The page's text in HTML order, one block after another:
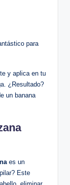
para
y aplica en tu
¿Resultado?
un banana
es un
Este